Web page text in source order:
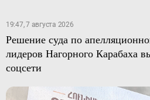
19:47, 7 августа 2026
Решение суда по
лидеров Нагорного Карабаха
соцсети